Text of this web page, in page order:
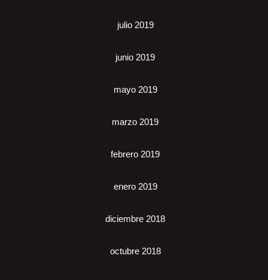
julio 2019
junio 2019
mayo 2019
marzo 2019
febrero 2019
enero 2019
diciembre 2018
octubre 2018